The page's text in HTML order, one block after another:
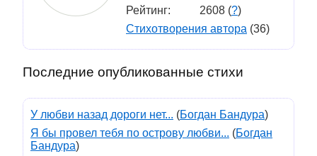
Рейтинг:
2608 (?)
Стихотворения автора (36)
Последние опубликованные стихи
У любви назад дороги нет... (Богдан Бандура)
Я бы провел тебя по острову любви... (Богдан
Бандура)